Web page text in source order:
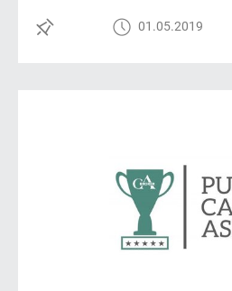
01.05.2019